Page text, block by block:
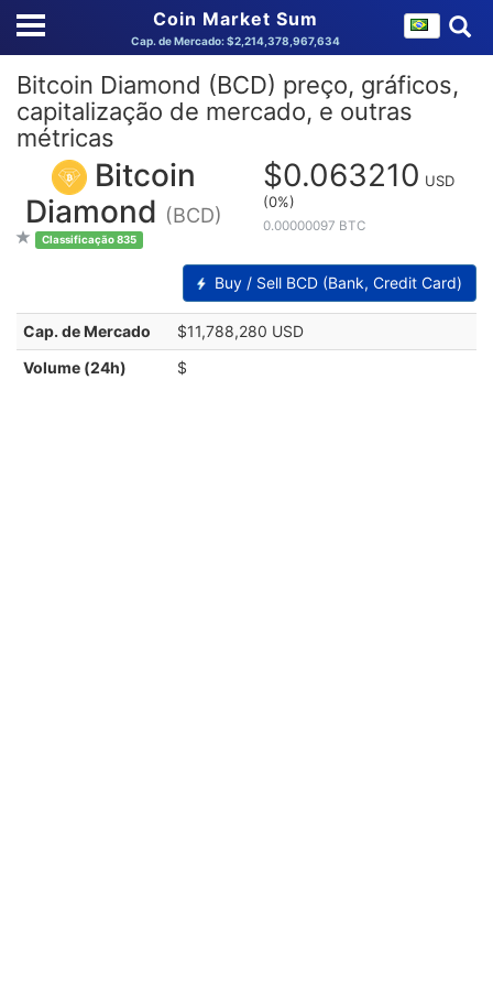
Coin Market Sum
Cap. de Mercado: $2,214,378,967,634
Bitcoin Diamond (BCD) preço, gráficos,
capitalização de mercado, e outras
métricas
Bitcoin
Diamond (BCD)
Classificação 835
$0.063210 USD
(0%)
0.00000097 BTC
Buy / Sell BCD (Bank, Credit Card)
Cap. de Mercado
$11,788,280 USD
Volume (24h)
$